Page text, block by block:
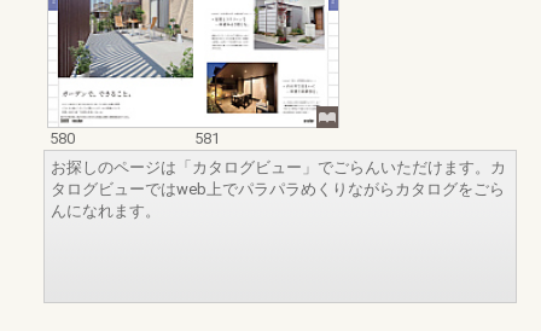
580
581
お探しのページは「カタログビュー」でごらんいただけます。カ
タログビューではweb上でパラパラめくりながらカタログをごら
んになれます。